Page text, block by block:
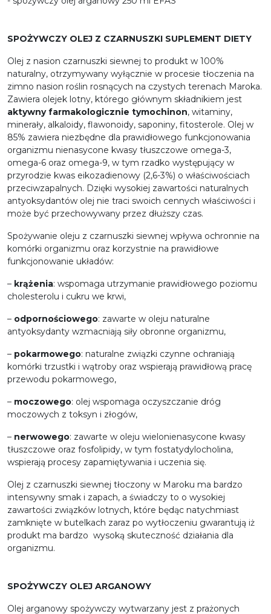
SPOŻYWCZY OLEJ Z CZARNUSZKI SUPLEMENT DIETY
Olej z nasion czarnuszki siewnej to produkt w 100%
naturalny, otrzymywany wyłącznie w procesie tłoczenia na
zimno nasion roślin rosnących na czystych terenach Maroka.
Zawiera olejek lotny, którego głównym składnikiem jest
aktywny farmakologicznie tymochinon, witaminy,
minerały, alkaloidy, flawonoidy, saponiny, fitosterole. Olej w
85% zawiera niezbędne dla prawidłowego funkcjonowania
organizmu nienasycone kwasy tłuszczowe omega-3,
omega-6 oraz omega-9, w tym rzadko występujący w
przyrodzie kwas eikozadienowy (2,6-3%) o właściwościach
przeciwzapalnych. Dzięki wysokiej zawartości naturalnych
antyoksydantów olej nie traci swoich cennych właściwości i
może być przechowywany przez dłuższy czas.
Spożywanie oleju z czarnuszki siewnej wpływa ochronnie na
komórki organizmu oraz korzystnie na prawidłowe
funkcjonowanie układów:
– krążenia: wspomaga utrzymanie prawidłowego poziomu
cholesterolu i cukru we krwi,
– odpornościowego: zawarte w oleju naturalne
antyoksydanty wzmacniają siły obronne organizmu,
– pokarmowego: naturalne związki czynne ochraniają
komórki trzustki i wątroby oraz wspierają prawidłową pracę
przewodu pokarmowego,
– moczowego: olej wspomaga oczyszczanie dróg
moczowych z toksyn i złogów,
– nerwowego: zawarte w oleju wielonienasycone kwasy
tłuszczowe oraz fosfolipidy, w tym fostatydylocholina,
wspierają procesy zapamiętywania i uczenia się.
Olej z czarnuszki siewnej tłoczony w Maroku ma bardzo
intensywny smak i zapach, a świadczy to o wysokiej
zawartości związków lotnych, które będąc natychmiast
zamknięte w butelkach zaraz po wytłoczeniu gwarantują iż
produkt ma bardzo wysoką skuteczność działania dla
organizmu.
SPOŻYWCZY OLEJ ARGANOWY
Olej arganowy spożywczy wytwarzany jest z prażonych